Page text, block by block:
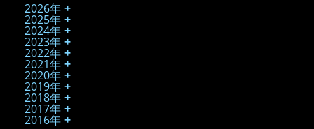
2026年
2025年
2024年
2023年
2022年
2021年
2020年
2019年
2018年
2017年
2016年